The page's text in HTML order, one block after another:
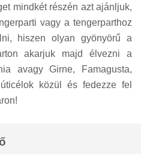
mindkét részén azt ajánljuk,
vagy a tengerparthoz
hiszen olyan gyönyörű a
akarjuk majd élvezni a
avagy Girne, Famagusta,
közül és fedezze fel